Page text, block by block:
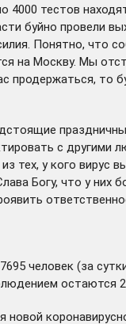
4000 тестов
буйно провели
Понятно,
на Москву. Мы
то
с другими
у кого вирус
Богу, что у
человек (за
остаются